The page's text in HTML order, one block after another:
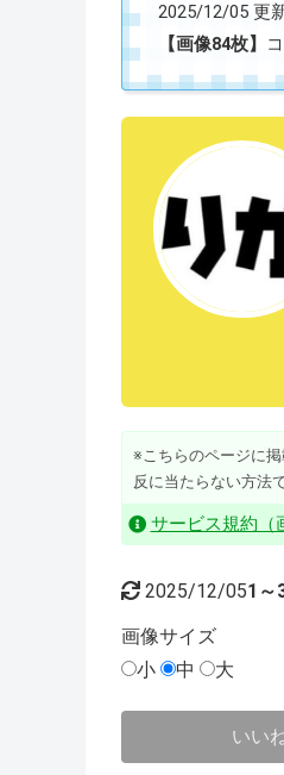
2025/12/05 更新
【画像84枚】
※こちらのページに
反に当たらない方法
サービス規約（
2025/12/051～
画像サイズ
小
中 大
いい